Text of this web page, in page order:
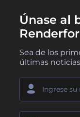
Únase al
Sea de los
últimas